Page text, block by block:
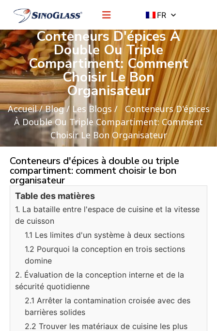
FR
Conteneurs D'épices À
Double Ou Triple
Compartiment: Comment
Choisir Le Bon
Organisateur
Accueil/Blog/Les Blogs / Conteneurs D'épices
À Double Ou Triple Compartiment: Comment
Choisir Le Bon Organisateur
Conteneurs d'épices à double ou triple
compartiment: comment choisir le bon
organisateur
Table des matières
1. La bataille entre l'espace de cuisine et la vitesse
de cuisson
1.1 Les limites d'un système à deux sections
1.2 Pourquoi la conception en trois sections
domine
2. Évaluation de la conception interne et de la
sécurité quotidienne
2.1 Arrêter la contamination croisée avec des
barrières solides
2.2 Trouver les matériaux de cuisine les plus